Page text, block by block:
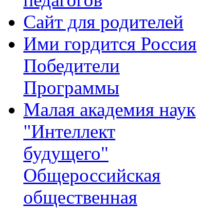
Сайт для родителей
Ими гордится Россия
Победители
Программы
Малая академия наук
"Интеллект
будущего"
Общероссийская
общественная